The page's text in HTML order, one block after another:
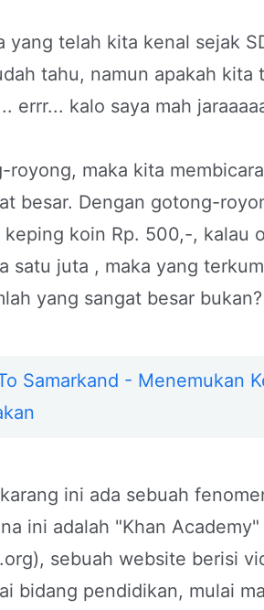
yang telah kita kenal sejak
tahu, namun apakah kita
errr... kalo saya mah
royong, maka kita
besar. Dengan gotong-
koin Rp. 500,-, kalau
satu juta , maka yang
yang sangat besar bukan?
Samarkand - Menemukan
ini ada sebuah
ini adalah "Khan Academy"
sebuah website berisi
bidang pendidikan, mulai